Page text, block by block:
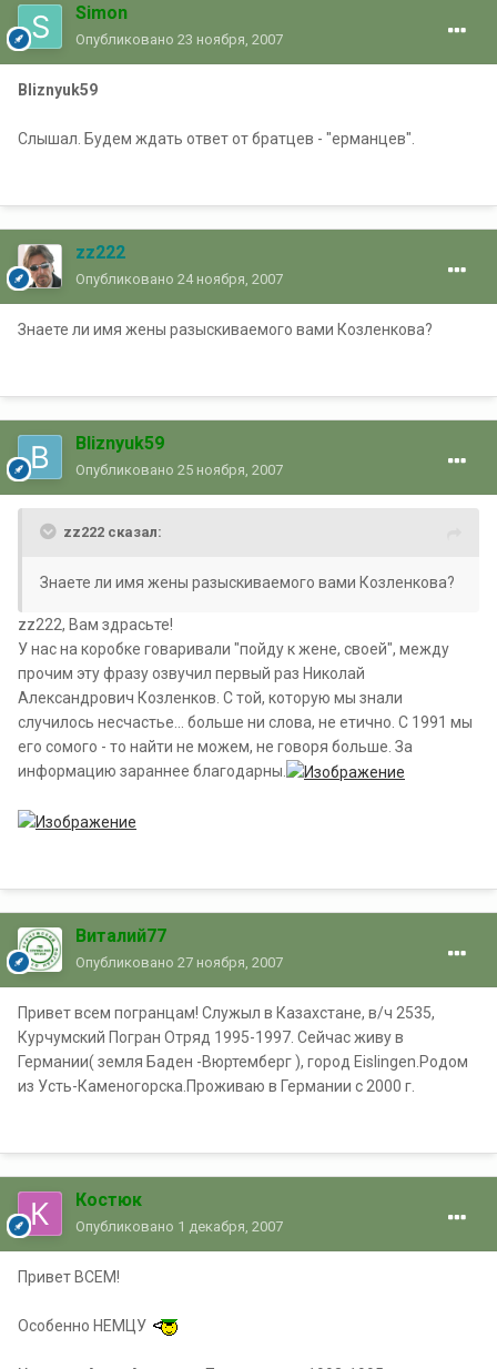
Simon
Опубликовано 23 ноября, 2007
Bliznyuk59
Слышал. Будем ждать ответ от братцев - "ерманцев".
zz222
Опубликовано 24 ноября, 2007
Знаете ли имя жены разыскиваемого вами Козленкова?
Bliznyuk59
Опубликовано 25 ноября, 2007
zz222 сказал:
Знаете ли имя жены разыскиваемого вами Козленкова?
zz222, Вам здрасьте!
У нас на коробке говаривали "пойду к жене, своей", между
прочим эту фразу озвучил первый раз Николай
Александрович Козленков. С той, которую мы знали
случилось несчастье... больше ни слова, не етично. С 1991 мы
его сомого - то найти не можем, не говоря больше. За
информацию зараннее благодарны.
Виталий77
Опубликовано 27 ноября, 2007
Привет всем погранцам! Служыл в Казахстане, в/ч 2535,
Курчумский Погран Отряд 1995-1997. Сейчас живу в
Германии( земля Баден -Вюртемберг ), город Eislingen.Родом
из Усть-Каменогорска.Проживаю в Германии с 2000 г.
Костюк
Опубликовано 1 декабря, 2007
Привет ВСЕМ!
Особенно НЕМЦУ